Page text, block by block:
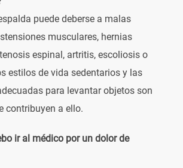
puede deberse a malas
musculares, hernias
espinal, artritis, escoliosis o
estilos de vida sedentarios y las
para levantar objetos son
contribuyen a ello.
ir al médico por un dolor de